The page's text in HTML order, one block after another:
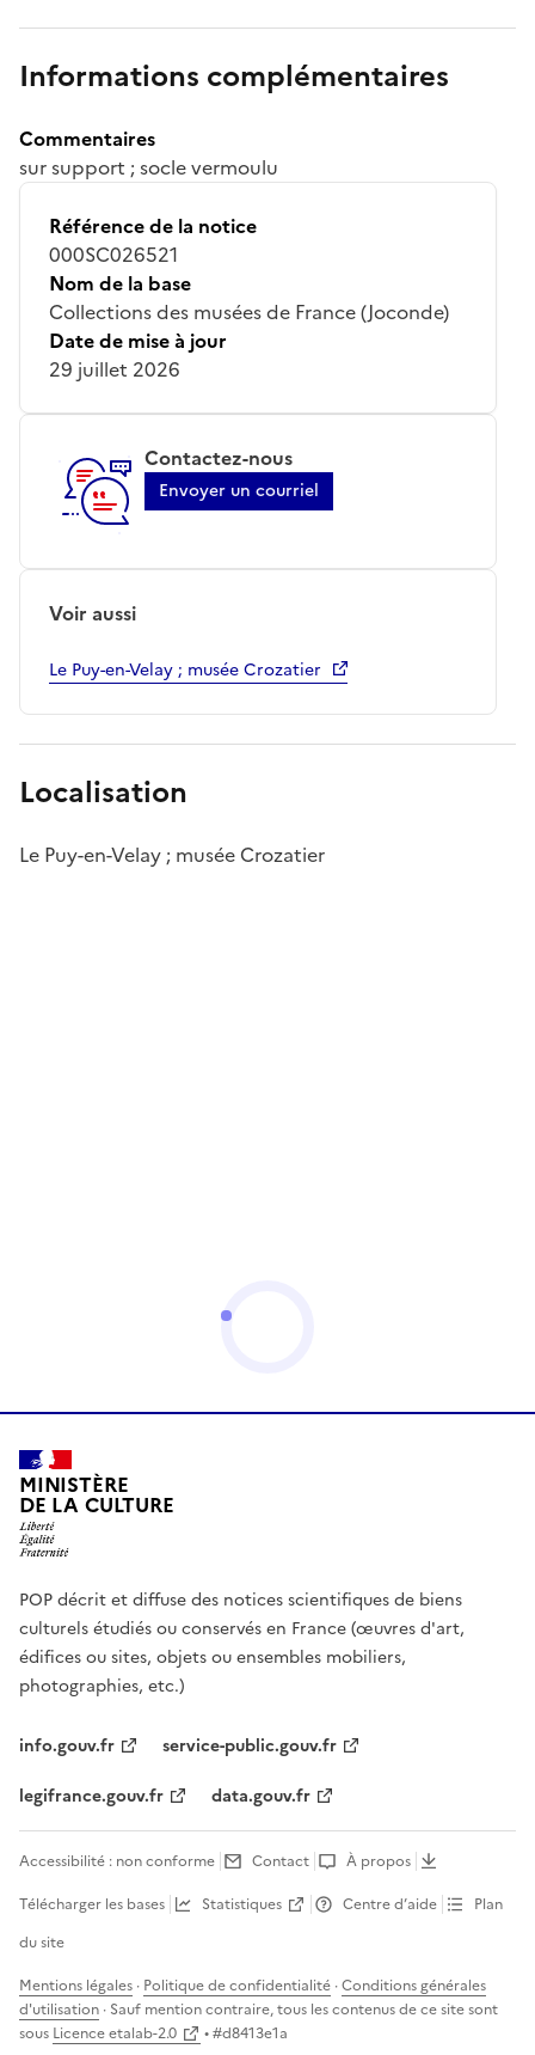
Informations complémentaires
Commentaires
sur support ; socle vermoulu
Référence de la notice
000SC026521
Nom de la base
Collections des musées de France (Joconde)
Date de mise à jour
29 juillet 2026
Contactez-nous
Envoyer un courriel
Voir aussi
Le Puy-en-Velay ; musée Crozatier
Localisation
Le Puy-en-Velay ; musée Crozatier
MINISTÈRE
DE LA CULTURE
POP décrit et diffuse des notices scientifiques de biens
culturels étudiés ou conservés en France (œuvres d'art,
édifices ou sites, objets ou ensembles mobiliers,
photographies, etc.)
info.gouv.fr
service-public.gouv.fr
legifrance.gouv.fr
data.gouv.fr
Accessibilité : non conforme Contact
À propos
Télécharger les bases
Statistiques Centre d’aide
Plan
du site
Mentions légales · Politique de confidentialité ·Conditions générales
d'utilisation · Sauf mention contraire, tous les contenus de ce site sont
sous Licence etalab-2.0 • #d8413e1a